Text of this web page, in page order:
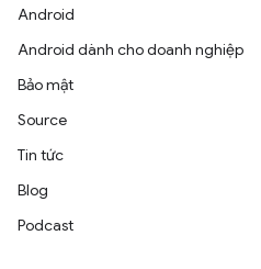
Android
Android dành cho doanh nghiệp
Bảo mật
Source
Tin tức
Blog
Podcast